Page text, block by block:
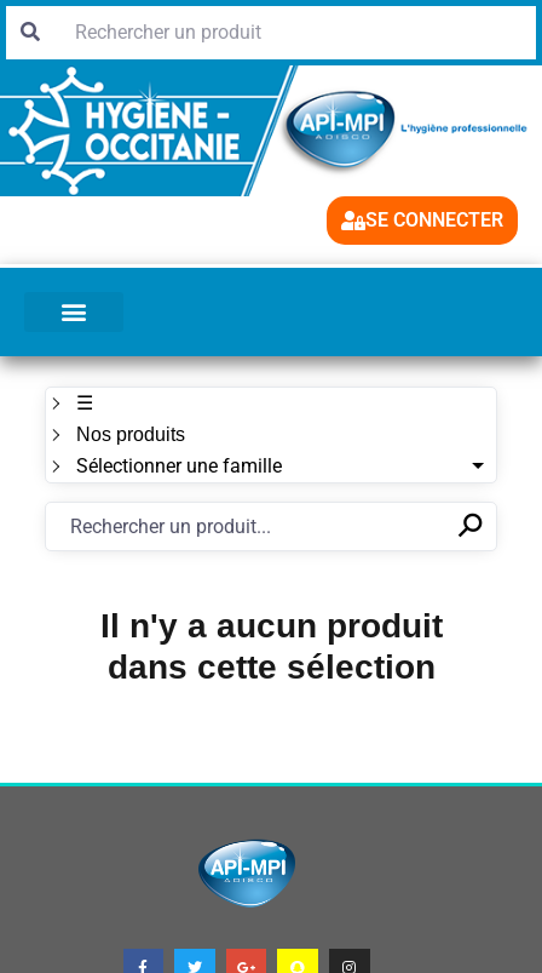
SE CONNECTER
☰
Nos produits
Sélectionner une famille
✕⚲
Il n'y a aucun produit
dans cette sélection